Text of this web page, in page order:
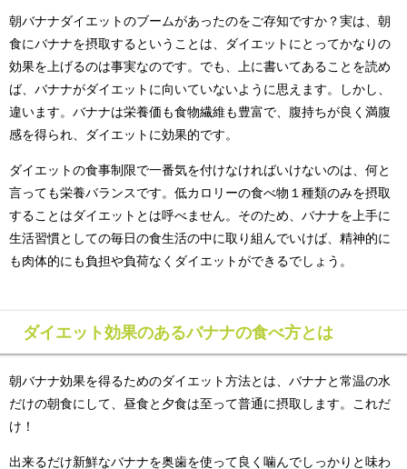
朝バナナダイエットのブームがあったのをご存知ですか？実は、 朝
食にバナナを摂取するということは、ダイエットにとってかなりの
効果を上げるのは事実なのです。でも、上に書いてあることを読め
ば、バナナがダイエットに向いていないように思えます。しかし、
違います。 バナナは栄養価も食物繊維も豊富で、腹持ちが良く満腹
感を得られ、ダイエットに効果的です。
ダイエットの食事制限で一番気を付けなければいけないのは、何と
言っても栄養バランスです。低カロリーの食べ物１種類のみを摂取
することはダイエットとは呼べません。そのため、バナナを上手に
生活習慣としての毎日の食生活の中に取り組んでいけば、精神的に
も肉体的にも負担や負荷なくダイエットができるでしょう。
ダイエット効果のあるバナナの食べ方とは
朝バナナ効果を得るためのダイエット方法とは、 バナナと常温の水
だけの朝食にして、昼食と夕食は至って普通に摂取します。これだ
け！
出来るだけ新鮮なバナナを奥歯を使って良く噛んでしっかりと味わ